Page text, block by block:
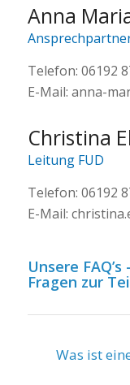
Anna
Telefon: 06192
E-Mail: anna-
Christina
Leitung FUD
Telefon: 06192
E-Mail:
Unsere
Fragen zur
Was ist